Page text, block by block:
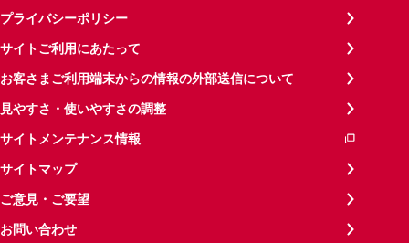
プライバシーポリシー
サイトご利用にあたって
お客さまご利用端末からの情報の外部送信について
見やすさ・使いやすさの調整
サイトメンテナンス情報
サイトマップ
ご意見・ご要望
お問い合わせ